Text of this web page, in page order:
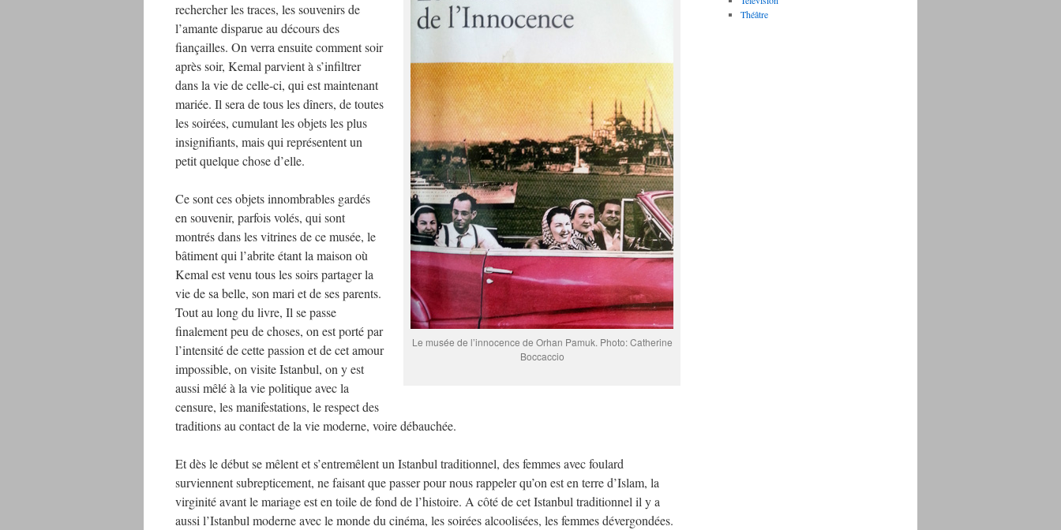
Le musée de l’innocence de Orhan Pamuk. Photo: Catherine
Boccaccio
rechercher les traces, les souvenirs de
l’amante disparue au décours des
fiançailles. On verra ensuite comment soir
après soir, Kemal parvient à s’infiltrer
dans la vie de celle-ci, qui est maintenant
mariée. Il sera de tous les dîners, de toutes
les soirées, cumulant les objets les plus
insignifiants, mais qui représentent un
petit quelque chose d’elle.
Ce sont ces objets innombrables gardés
en souvenir, parfois volés, qui sont
montrés dans les vitrines de ce musée, le
bâtiment qui l’abrite étant la maison où
Kemal est venu tous les soirs partager la
vie de sa belle, son mari et de ses parents.
Tout au long du livre, Il se passe
finalement peu de choses, on est porté par
l’intensité de cette passion et de cet amour
impossible, on visite Istanbul, on y est
aussi mêlé à la vie politique avec la
censure, les manifestations, le respect des
traditions au contact de la vie moderne, voire débauchée.
Et dès le début se mêlent et s’entremêlent un Istanbul traditionnel, des femmes avec foulard
surviennent subrepticement, ne faisant que passer pour nous rappeler qu’on est en terre d’Islam, la
virginité avant le mariage est en toile de fond de l’histoire. A côté de cet Istanbul traditionnel il y a
aussi l’Istanbul moderne avec le monde du cinéma, les soirées alcoolisées, les femmes dévergondées.
Théâtre